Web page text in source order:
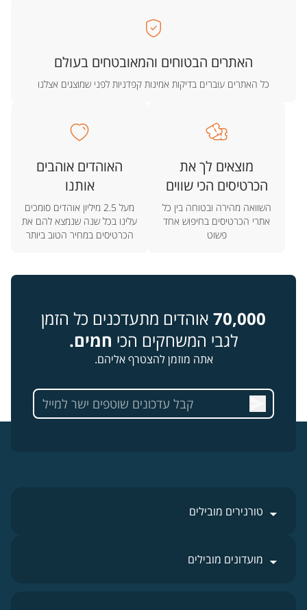
האתרים הבטוחים והמאובטחים בעולם
כל האתרים עוברים בדיקות אמינות קפדניות לפני שמוצגים אצלנו
מוצאים לך את
הכרטיסים הכי שווים
השוואה מהירה ובטוחה בין כל
אתרי הכרטיסים בחיפוש אחד
פשוט
האוהדים אוהבים
אותנו
מעל 2.5 מיליון אוהדים סומכים
עלינו בכל שנה שנמצא להם את
הכרטיסים במחיר הטוב ביותר
70,000 אוהדים מתעדכנים כל הזמן
לגבי המשחקים הכי חמים.
אתה מוזמן להצטרף אליהם.
טורנירים מובילים
מועדונים מובילים